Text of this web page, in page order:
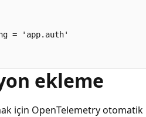
= 'app.auth'
ekleme
için OpenTelemetry otomatik